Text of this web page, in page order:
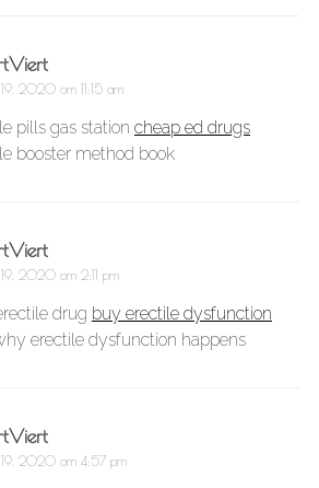
2020 om 11:15 am
pills gas station cheap ed drugs
booster method book
2020 om 2:11 pm
drug buy erectile dysfunction
erectile dysfunction happens
19, 2020 om 4:57 pm